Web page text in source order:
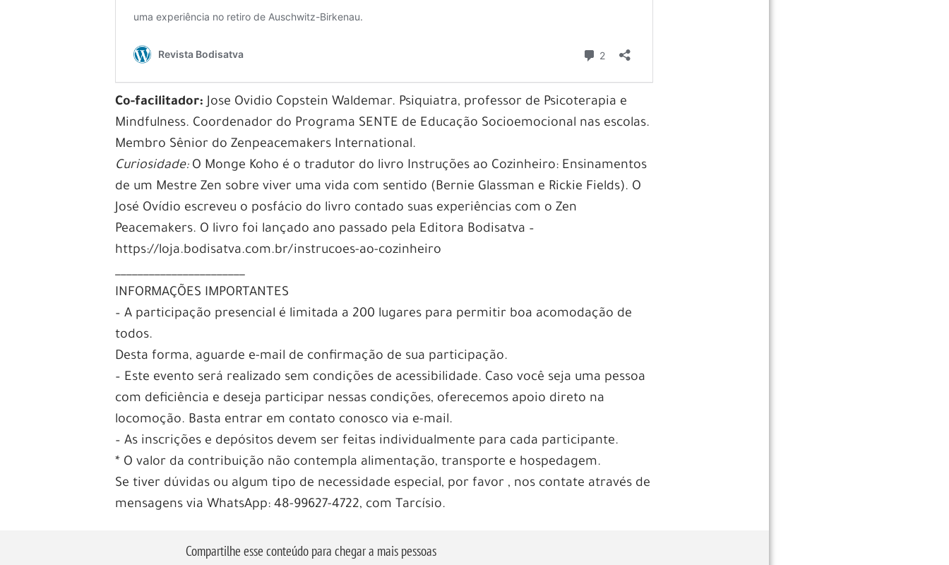
Co-facilitador: Jose Ovidio Copstein Waldemar. Psiquiatra, professor de Psicoterapia e
Mindfulness. Coordenador do Programa SENTE de Educação Socioemocional nas escolas.
Membro Sênior do Zenpeacemakers International.
Curiosidade:O Monge Koho é o tradutor do livro Instruções ao Cozinheiro: Ensinamentos
de um Mestre Zen sobre viver uma vida com sentido (Bernie Glassman e Rickie Fields). O
José Ovídio escreveu o posfácio do livro contado suas experiências com o Zen
Peacemakers. O livro foi lançado ano passado pela Editora Bodisatva –
https://loja.bodisatva.com.br/instrucoes-ao-cozinheiro
_______________________
INFORMAÇÕES IMPORTANTES
– A participação presencial é limitada a 200 lugares para permitir boa acomodação de
todos.
Desta forma, aguarde e-mail de confirmação de sua participação.
– Este evento será realizado sem condições de acessibilidade. Caso você seja uma pessoa
com deficiência e deseja participar nessas condições, oferecemos apoio direto na
locomoção. Basta entrar em contato conosco via e-mail.
– As inscrições e depósitos devem ser feitas individualmente para cada participante.
* O valor da contribuição não contempla alimentação, transporte e hospedagem.
Se tiver dúvidas ou algum tipo de necessidade especial, por favor , nos contate através de
mensagens via WhatsApp: 48-99627-4722, com Tarcísio.
Compartilhe esse conteúdo para chegar a mais pessoas